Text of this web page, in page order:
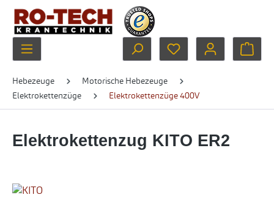
Zum Hauptinhalt springen
Du hast 0 Produkte
Hebezeuge
Motorische Hebezeuge
Elektrokettenzüge
Elektrokettenzüge 400V
Elektrokettenzug KITO ER2